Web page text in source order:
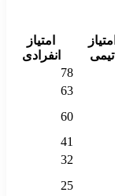
امتیاز
تیمی
امتیاز
انفرادی
78
63
60
41
32
25